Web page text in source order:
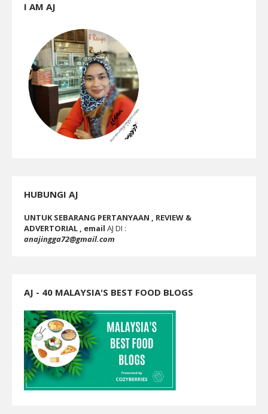
I AM AJ
HUBUNGI AJ
UNTUK SEBARANG PERTANYAAN , REVIEW &
ADVERTORIAL , email AJ DI :
anajingga72@gmail.com
AJ - 40 MALAYSIA'S BEST FOOD BLOGS